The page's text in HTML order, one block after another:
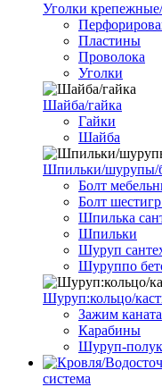
Уголки
Пластины
Проволока
Уголки
Шайба/гайка
Гайки
Шайба
Шпильки/шурупы/
Болт
Болт
Шпилька
Шпильки
Шуруп
Шуруппо
Шуруп:кольцо/
Зажим
Карабины
Шуруп-
система